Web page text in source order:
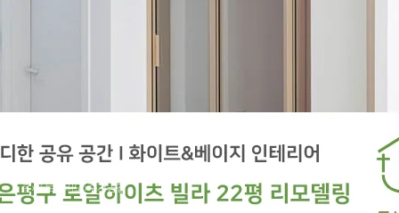
홈› 포트폴리오›주거공간